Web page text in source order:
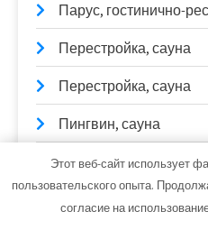
Парус, гостинично-
Перестройка, сауна
Перестройка, сауна
Пингвин, сауна
Позитив, сауна
Политика
Этот веб-сайт использует
пользовательского опыта.
согласие на